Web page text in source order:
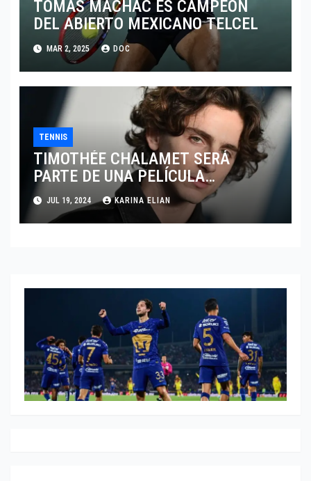
TOMAS MACHAC ES CAMPEÓN
DEL ABIERTO MEXICANO TELCEL
MAR 2, 2025 DOC
TENNIS
TIMOTHÉE CHALAMET SERÁ
PARTE DE UNA PELÍCULA
ADENTRADA EN EL MUNDO DEL
PING PONG
JUL 19, 2024 KARINA ELIAN